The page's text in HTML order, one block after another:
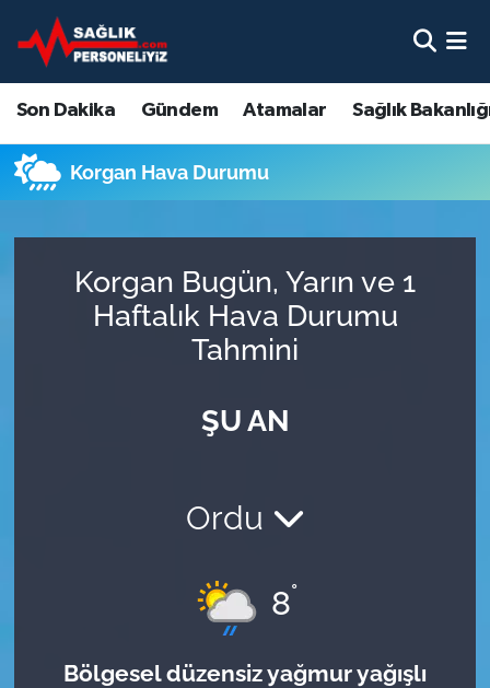
Son Dakika Gündem Atamalar Sağlık
Korgan Hava Durumu
Korgan Bugün, Yarın ve 1
Haftalık Hava Durumu
Tahmini
ŞU AN
Ordu
8°
Bölgesel düzensiz yağmur yağışlı
Son Dakika
Gündem
Atamalar
Mevzuat
Sağlık Personeli Alımı
Nöbetçi Eczaneler
Hava Durumu
Namaz Vakitleri
Süper Lig Puan Durumu ve Fikstür
Son Dakika Haberleri